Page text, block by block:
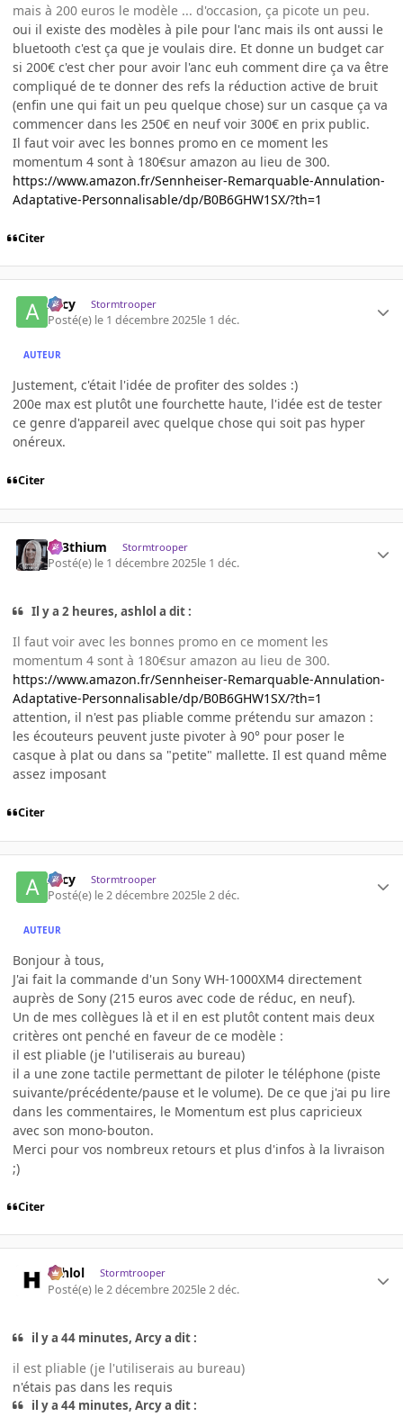
mais à 200 euros le modèle ... d'occasion, ça picote un peu.
oui il existe des modèles à pile pour l'anc mais ils ont aussi le
bluetooth c'est ça que je voulais dire. Et donne un budget car
si 200€ c'est cher pour avoir l'anc euh comment dire ça va être
compliqué de te donner des refs la réduction active de bruit
(enfin une qui fait un peu quelque chose) sur un casque ça va
commencer dans les 250€ en neuf voir 300€ en prix public.
Il faut voir avec les bonnes promo en ce moment les
momentum 4 sont à 180€sur amazon au lieu de 300.
https://www.amazon.fr/Sennheiser-Remarquable-Annulation-
Adaptative-Personnalisable/dp/B0B6GHW1SX/?th=1
Citer
Arcy Stormtrooper
Posté(e) le 1 décembre 2025le 1 déc.
AUTEUR
Justement, c'était l'idée de profiter des soldes :)
200e max est plutôt une fourchette haute, l'idée est de tester
ce genre d'appareil avec quelque chose qui soit pas hyper
onéreux.
Citer
L33thium Stormtrooper
Posté(e) le 1 décembre 2025le 1 déc.
Il y a 2 heures, ashlol a dit :
Il faut voir avec les bonnes promo en ce moment les
momentum 4 sont à 180€sur amazon au lieu de 300.
https://www.amazon.fr/Sennheiser-Remarquable-Annulation-
Adaptative-Personnalisable/dp/B0B6GHW1SX/?th=1
attention, il n'est pas pliable comme prétendu sur amazon :
les écouteurs peuvent juste pivoter à 90° pour poser le
casque à plat ou dans sa "petite" mallette. Il est quand même
assez imposant
Citer
Arcy Stormtrooper
Posté(e) le 2 décembre 2025le 2 déc.
AUTEUR
Bonjour à tous,
J'ai fait la commande d'un Sony WH-1000XM4 directement
auprès de Sony (215 euros avec code de réduc, en neuf).
Un de mes collègues là et il en est plutôt content mais deux
critères ont penché en faveur de ce modèle :
il est pliable (je l'utiliserais au bureau)
il a une zone tactile permettant de piloter le téléphone (piste
suivante/précédente/pause et le volume). De ce que j'ai pu lire
dans les commentaires, le Momentum est plus capricieux
avec son mono-bouton.
Merci pour vos nombreux retours et plus d'infos à la livraison
;)
Citer
ashlol Stormtrooper
Posté(e) le 2 décembre 2025le 2 déc.
il y a 44 minutes, Arcy a dit :
il est pliable (je l'utiliserais au bureau)
n'étais pas dans les requis
il y a 44 minutes, Arcy a dit :